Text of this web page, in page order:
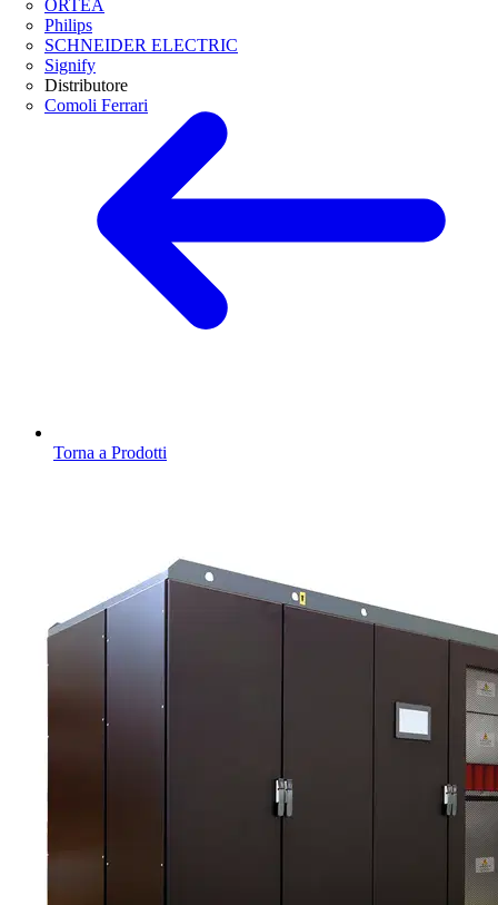
ORTEA
Philips
SCHNEIDER ELECTRIC
Signify
Distributore
Comoli Ferrari
Torna a Prodotti